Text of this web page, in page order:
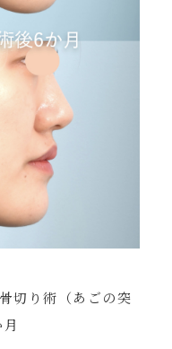
切り術（あごの突